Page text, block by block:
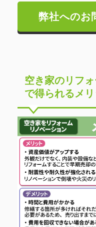
弊社へのお
空き家のリフ
で得られるメリ